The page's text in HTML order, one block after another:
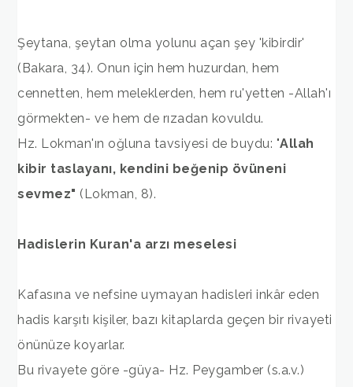
Şeytana, şeytan olma yolunu açan şey 'kibirdir'
(Bakara, 34). Onun için hem huzurdan, hem
cennetten, hem meleklerden, hem ru'yetten -Allah'ı
görmekten- ve hem de rızadan kovuldu.
Hz. Lokman'ın oğluna tavsiyesi de buydu: "Allah
kibir taslayanı, kendini beğenip övüneni
sevmez" (Lokman, 8).
Hadislerin Kuran'a arzı meselesi
Kafasına ve nefsine uymayan hadisleri inkâr eden
hadis karşıtı kişiler, bazı kitaplarda geçen bir rivayeti
önünüze koyarlar.
Bu rivayete göre -güya- Hz. Peygamber (s.a.v.)